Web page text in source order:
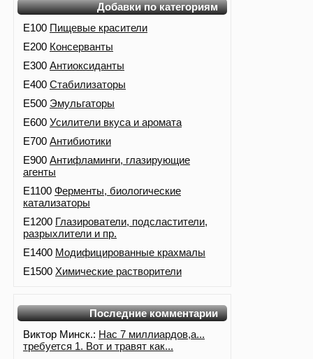
Добавки по категориям
E100 Пищевые красители
E200 Консерванты
E300 Антиоксиданты
E400 Стабилизаторы
E500 Эмульгаторы
E600 Усилители вкуса и аромата
E700 Антибиотики
E900 Антифламинги, глазирующие
агенты
E1100 Ферменты, биологические
катализаторы
E1200 Глазирователи, подсластители,
разрыхлители и пр.
E1400 Модифицированные крахмалы
E1500 Химические растворители
Последние комментарии
Виктор Минск.: Нас 7 миллиардов,а...
требуется 1. Вот и травят как...